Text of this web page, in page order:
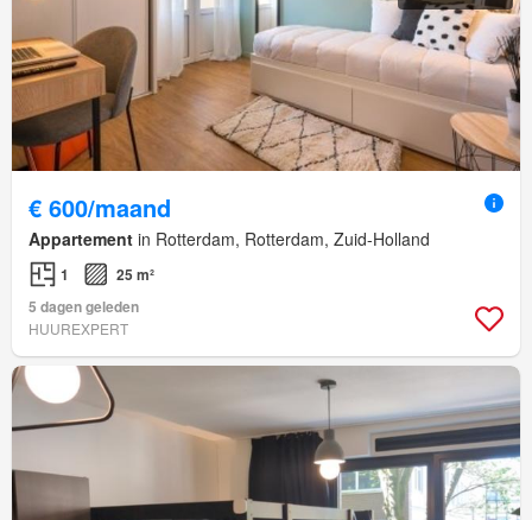
€ 600/maand
Appartement in Rotterdam, Rotterdam, Zuid-Holland
1
25 m²
5 dagen geleden
HUUREXPERT